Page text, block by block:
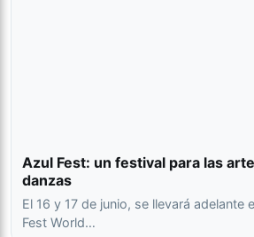
Azul Fest: un festival para las
danzas
El 16 y 17 de junio, se llevará adelante
Fest World…